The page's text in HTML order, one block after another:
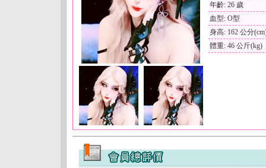
年齡: 26 歲
血型: O型
身高: 162 公分
體重: 46 公斤(kg)